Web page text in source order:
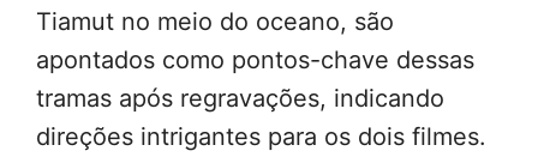
Tiamut no meio do oceano, são
apontados como pontos-chave dessas
tramas após regravações, indicando
direções intrigantes para os dois filmes.